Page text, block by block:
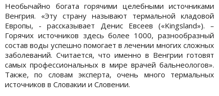
Необычайно богата горячими целебными источниками
Венгрия. «Эту страну называют термальной кладовой
Европы, - рассказывает Денис Евсеев («Kingsland»). –
Горячих источников здесь более 1000, разнообразный
состав воды успешно помогает в лечении многих сложных
заболеваний. Считается, что именно в Венгрии готовят
самых профессиональных в мире врачей бальнеологов».
Также, по словам эксперта, очень много термальных
источников в Словакии и Словении.